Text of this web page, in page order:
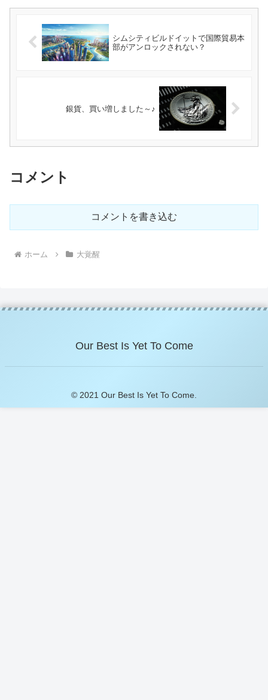
シムシティビルドイットで国際貿易本
部がアンロックされない？
銀貨、買い増しました～♪
コメント
コメントを書き込む
ホーム 大覚醒
Our Best Is Yet To Come
© 2021 Our Best Is Yet To Come.